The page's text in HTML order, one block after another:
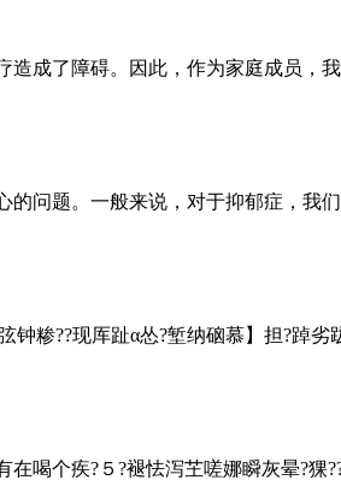
成了障碍。因此，作为家庭成员，
问题。一般来说，对于抑郁症，我
糁??现厍趾α怂?堑纳硇慕】担?踔劣
喝个疾?５?褪怯泻芏嗟娜瞬灰晕?猓